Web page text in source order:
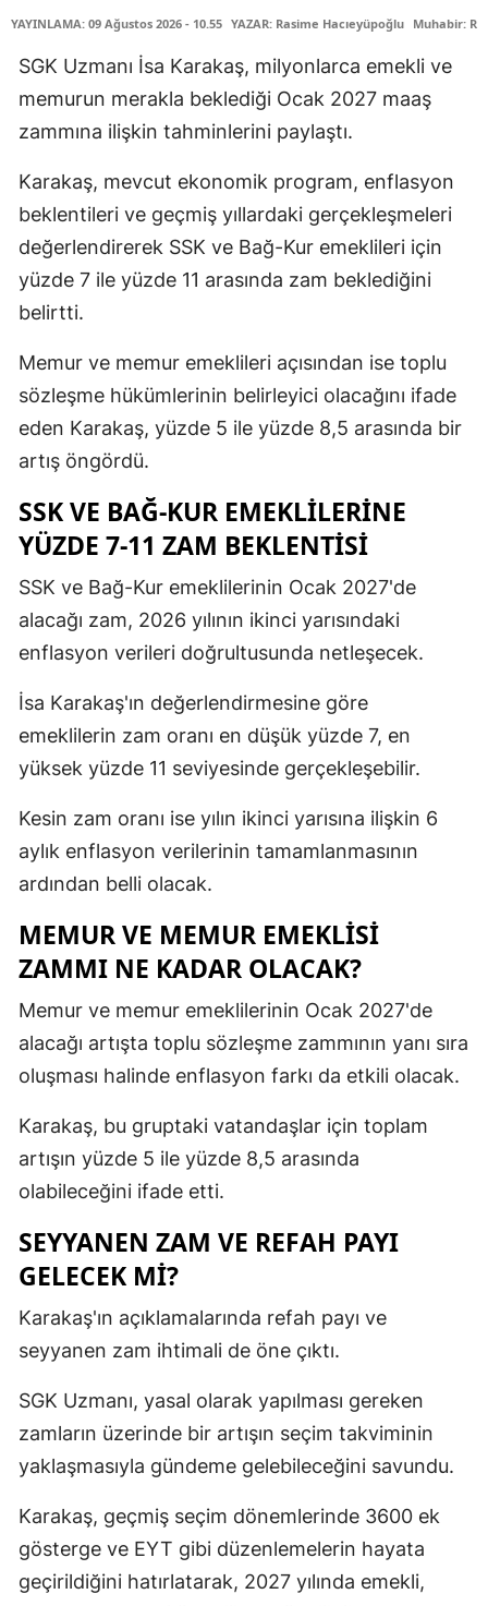
YAYINLAMA: 09 Ağustos 2026 - 10.55 YAZAR: Rasime Hacıeyüpoğlu Muhabir:
SGK Uzmanı İsa Karakaş, milyonlarca emekli ve
memurun merakla beklediği Ocak 2027 maaş
zammına ilişkin tahminlerini paylaştı.
Karakaş, mevcut ekonomik program, enflasyon
beklentileri ve geçmiş yıllardaki gerçekleşmeleri
değerlendirerek SSK ve Bağ-Kur emeklileri için
yüzde 7 ile yüzde 11 arasında zam beklediğini
belirtti.
Memur ve memur emeklileri açısından ise toplu
sözleşme hükümlerinin belirleyici olacağını ifade
eden Karakaş, yüzde 5 ile yüzde 8,5 arasında bir
artış öngördü.
SSK VE BAĞ-KUR EMEKLİLERİNE
YÜZDE 7-11 ZAM BEKLENTİSİ
SSK ve Bağ-Kur emeklilerinin Ocak 2027'de
alacağı zam, 2026 yılının ikinci yarısındaki
enflasyon verileri doğrultusunda netleşecek.
İsa Karakaş'ın değerlendirmesine göre
emeklilerin zam oranı en düşük yüzde 7, en
yüksek yüzde 11 seviyesinde gerçekleşebilir.
Kesin zam oranı ise yılın ikinci yarısına ilişkin 6
aylık enflasyon verilerinin tamamlanmasının
ardından belli olacak.
MEMUR VE MEMUR EMEKLİSİ
ZAMMI NE KADAR OLACAK?
Memur ve memur emeklilerinin Ocak 2027'de
alacağı artışta toplu sözleşme zammının yanı sıra
oluşması halinde enflasyon farkı da etkili olacak.
Karakaş, bu gruptaki vatandaşlar için toplam
artışın yüzde 5 ile yüzde 8,5 arasında
olabileceğini ifade etti.
SEYYANEN ZAM VE REFAH PAYI
GELECEK Mİ?
Karakaş'ın açıklamalarında refah payı ve
seyyanen zam ihtimali de öne çıktı.
SGK Uzmanı, yasal olarak yapılması gereken
zamların üzerinde bir artışın seçim takviminin
yaklaşmasıyla gündeme gelebileceğini savundu.
Karakaş, geçmiş seçim dönemlerinde 3600 ek
gösterge ve EYT gibi düzenlemelerin hayata
geçirildiğini hatırlatarak, 2027 yılında emekli,